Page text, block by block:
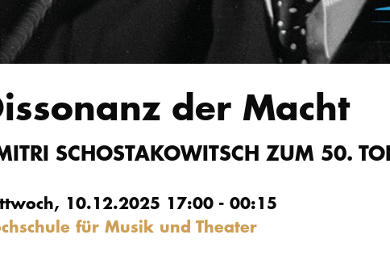
der Macht
SCHOSTAKOWITSCH ZUM 50.
10.12.2025 17:00 - 00:15
für Musik und Theater